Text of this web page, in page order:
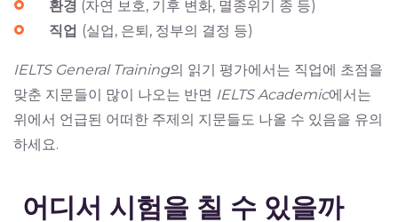
환경 (자연 보호, 기후 변화, 멸종위기 종 등)
직업 (실업, 은퇴, 정부의 결정 등)
IELTS General Training의 읽기 평가에서는 직업에 초점을
맞춘 지문들이 많이 나오는 반면 IELTS Academic에서는
위에서 언급된 어떠한 주제의 지문들도 나올 수 있음을 유의
하세요.
어디서 시험을 칠 수 있을까